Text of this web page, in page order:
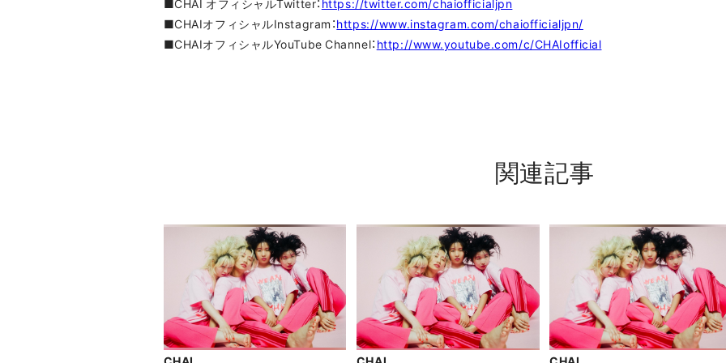
■CHAI オフィシャルTwitter： https://twitter.com/chaiofficialjpn
■CHAIオフィシャルInstagram：https://www.instagram.com/chaiofficialjpn/
■CHAIオフィシャルYouTube Channel： http://www.youtube.com/c/CHAIofficial
関連記事